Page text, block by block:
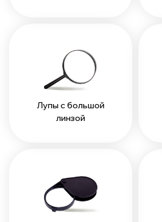
Лупы с большой
линзой